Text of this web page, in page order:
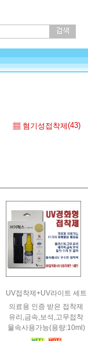
▦ 혐기성접착제(43)
UV접착제+UV라이트 세트
의료용 인증 받은 접착제
유리,금속,보석,고무접착
물속사용가능(용량:10ml)